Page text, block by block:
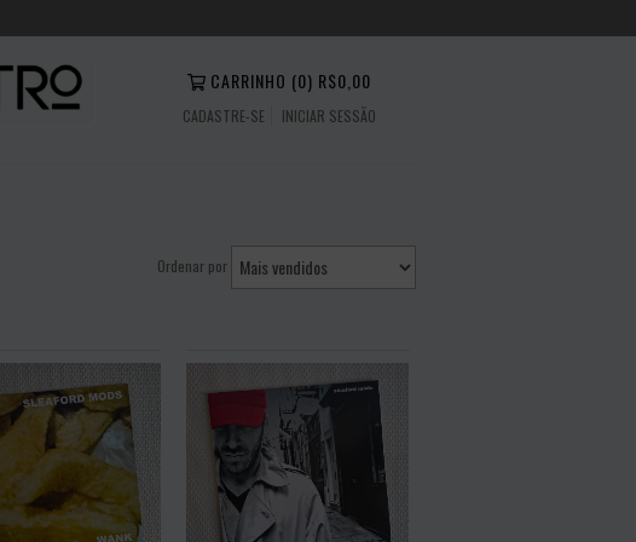
CARRINHO (0) R$0,00
CADASTRE-SE INICIAR SESSÃO
Ordenar por